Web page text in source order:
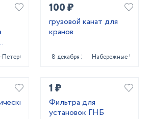
100 ₽
грузовой канат для
кранов
8 декабря 2023Набережные Челны
1 ₽
Фильтра для
установок ГНБ